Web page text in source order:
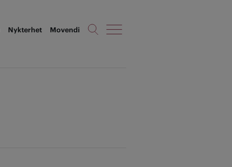
Nykterhet Movendi